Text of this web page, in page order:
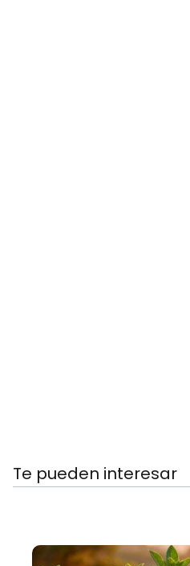
Te pueden interesar